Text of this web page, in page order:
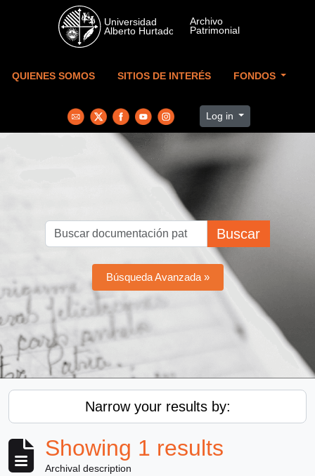
Skip to main content
QUIENES SOMOS SITIOS DE INTERÉS FONDOS
Log in
Buscar
Búsqueda Avanzada »
Narrow your results by:
Showing 1 results
Archival description